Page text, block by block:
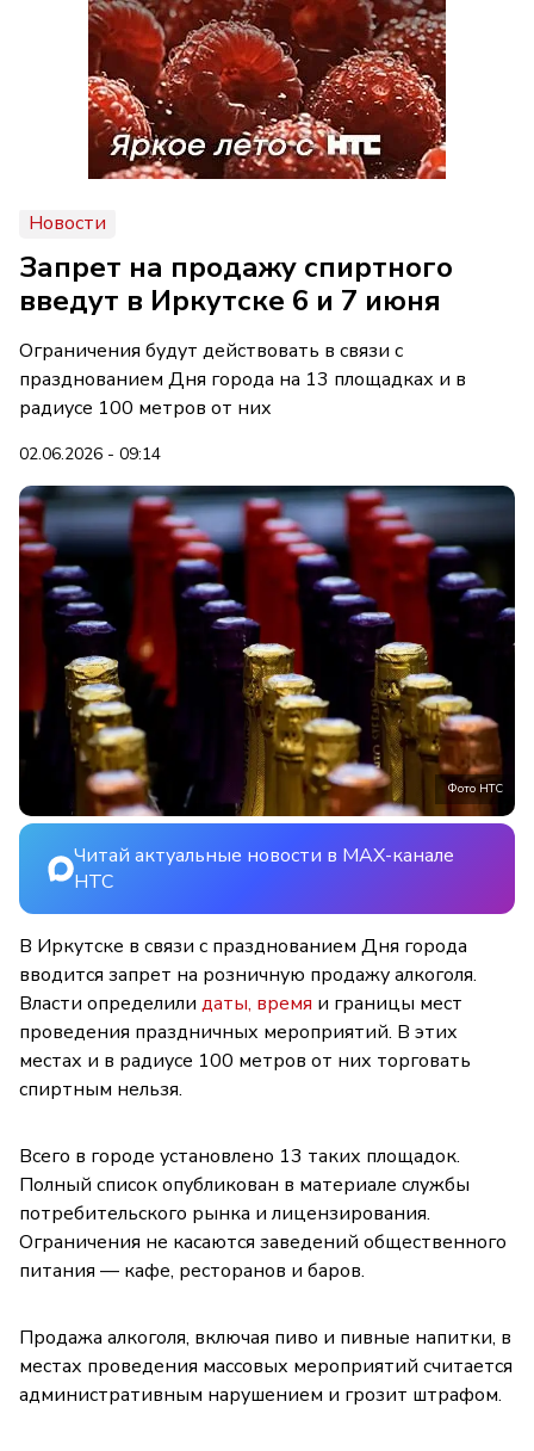
Новости
Запрет на продажу спиртного
введут в Иркутске 6 и 7 июня
Ограничения будут действовать в связи с
празднованием Дня города на 13 площадках и в
радиусе 100 метров от них
02.06.2026 - 09:14
Фото НТС
Читай актуальные новости в MAX-канале
НТС
В Иркутске в связи с празднованием Дня города
вводится запрет на розничную продажу алкоголя.
Власти определили даты, время и границы мест
проведения праздничных мероприятий. В этих
местах и в радиусе 100 метров от них торговать
спиртным нельзя.
Всего в городе установлено 13 таких площадок.
Полный список опубликован в материале службы
потребительского рынка и лицензирования.
Ограничения не касаются заведений общественного
питания — кафе, ресторанов и баров.
Продажа алкоголя, включая пиво и пивные напитки, в
местах проведения массовых мероприятий считается
административным нарушением и грозит штрафом.